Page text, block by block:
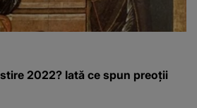
2022? Iată ce spun preoţii